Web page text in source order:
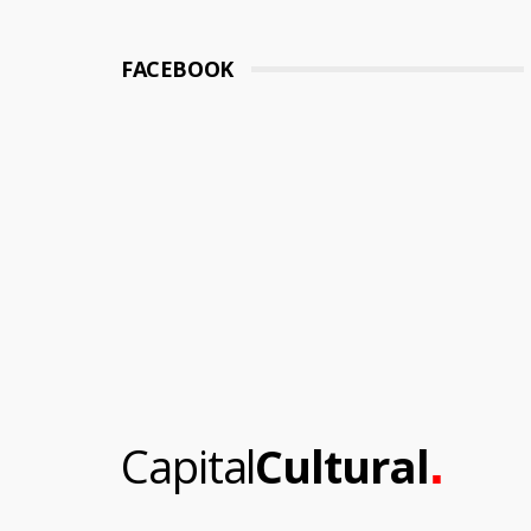
FACEBOOK
CapitalCultural.